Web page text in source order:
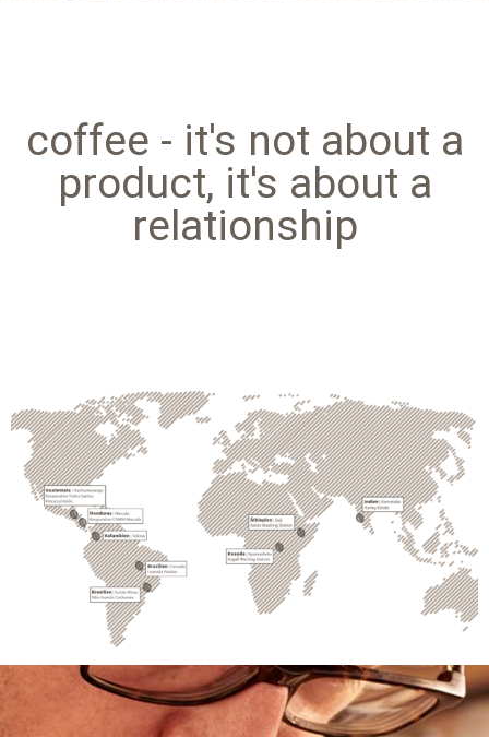
coffee - it's not about a
product, it's about a
relationship